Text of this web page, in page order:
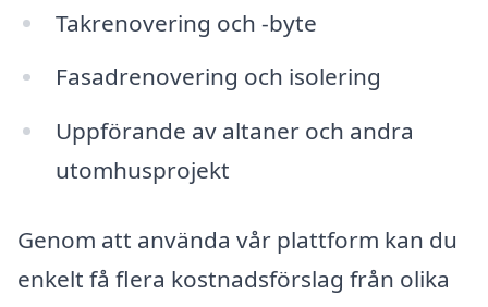
Takrenovering och -byte
Fasadrenovering och isolering
Uppförande av altaner och andra
utomhusprojekt
Genom att använda vår plattform kan du
enkelt få flera kostnadsförslag från olika